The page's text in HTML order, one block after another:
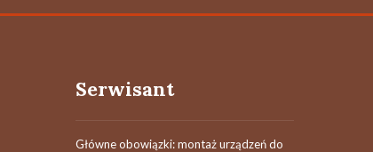
Serwisant
Główne obowiązki: montaż urządzeń do